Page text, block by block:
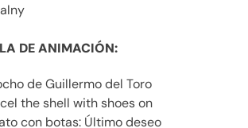
DE ANIMACIÓN:
de Guillermo del Toro
the shell with shoes on
con botas: Último deseo